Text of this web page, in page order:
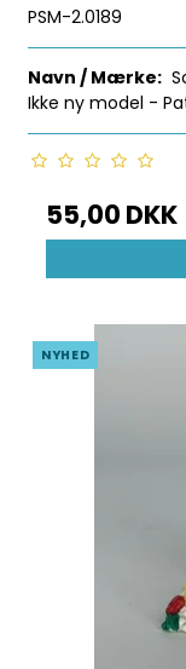
PSM-2.0189
Navn / Mærke:
Ikke ny model -
55,00 DKK
NYHED